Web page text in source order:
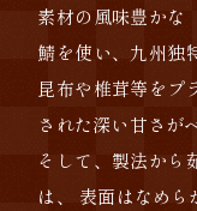
素材の風味豊かな
鯖を使い、 九州独
昆布や椎茸等をプ
された深い甘さが
そして、製法から
は、
表面はなめら